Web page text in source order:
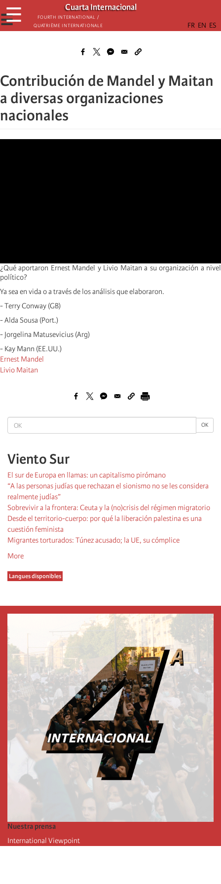
Skip
to
main
Cuarta Internacional
Fourth International /
Quatrième internationale
☰
☰
OK OK
Viento Sur
El sur de Europa en llamas: un capitalismo pirómano
“A las personas judías que rechazan el sionismo no se les considera
realmente judías”
Sobrevivir a la frontera: Ceuta y la (no)crisis del régimen migratorio
Desde el territorio-cuerpo: por qué la liberación palestina es una
cuestión feminista
Migrantes torturados: Túnez acusado; la UE, su cómplice
More
Langues disponibles
Contribución de Mandel y Maitan
a diversas organizaciones
nacionales
¿Qué aportaron Ernest Mandel y Livio Maitan a su organización a nivel
político?
Ya sea en vida o a través de los análisis que elaboraron.
- Terry Conway (GB)
- Alda Sousa (Port.)
- Jorgelina Matusevicius (Arg)
- Kay Mann (EE.UU.)
Ernest Mandel
Livio Maitan
Nuestra prensa
International Viewpoint